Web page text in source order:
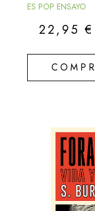
ES POP ENSAYO
22,95€